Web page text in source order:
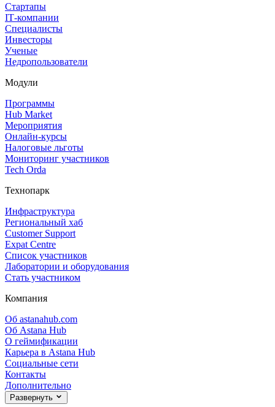
Стартапы
IT‑компании
Специалисты
Инвесторы
Ученые
Недропользователи
Модули
Программы
Hub Market
Мероприятия
Онлайн‑курсы
Налоговые льготы
Мониторинг участников
Tech Orda
Технопарк
Инфраструктура
Региональный хаб
Customer Support
Expat Centre
Список участников
Лаборатории и оборудования
Стать участником
Компания
Об astanahub.com
Об Astana Hub
О геймификации
Карьера в Astana Hub
Социальные сети
Контакты
Дополнительно
Развернуть